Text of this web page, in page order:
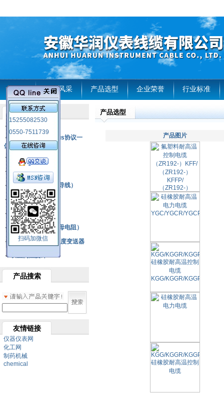
首页 企业风采 产品选型 企业荣誉 行业标准
15255082530
0550-7511739
扫码加微信
产品列表
RS485通讯modbus协议一
体化现场智能仪表
热电偶
压力式温度计
热电偶补偿电缆（导线）
振动传感器
热电阻
铂热电阻元件（云母电阻）
SBW系列一体化温度变送器
双金属温度计
产品搜索
友情链接
仪器仪表网
化工网
制药机械
chemical
产品选型
产品图片